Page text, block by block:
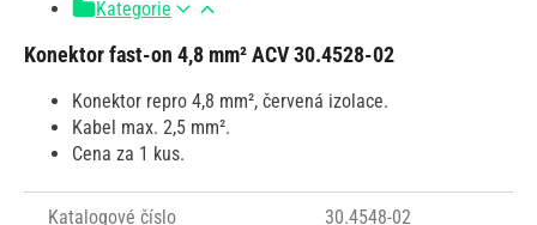
Kategorie
Konektor fast-on 4,8 mm² ACV 30.4528-02
Konektor repro 4,8 mm², červená izolace.
Kabel max. 2,5 mm².
Cena za 1 kus.
Katalogové číslo 30.4548-02